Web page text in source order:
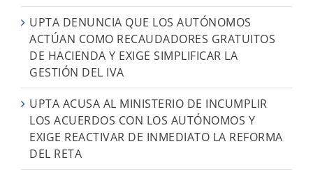
UPTA DENUNCIA QUE LOS AUTÓNOMOS
ACTÚAN COMO RECAUDADORES GRATUITOS
DE HACIENDA Y EXIGE SIMPLIFICAR LA
GESTIÓN DEL IVA
UPTA ACUSA AL MINISTERIO DE INCUMPLIR
LOS ACUERDOS CON LOS AUTÓNOMOS Y
EXIGE REACTIVAR DE INMEDIATO LA REFORMA
DEL RETA